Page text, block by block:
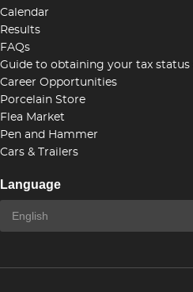
Calendar
Results
FAQs
Guide to obtaining your tax
Career Opportunities
Porcelain Store
Flea Market
Pen and Hammer
Cars & Trailers
Language